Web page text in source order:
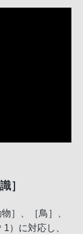
］
］、［鳥］、
）に対応し、